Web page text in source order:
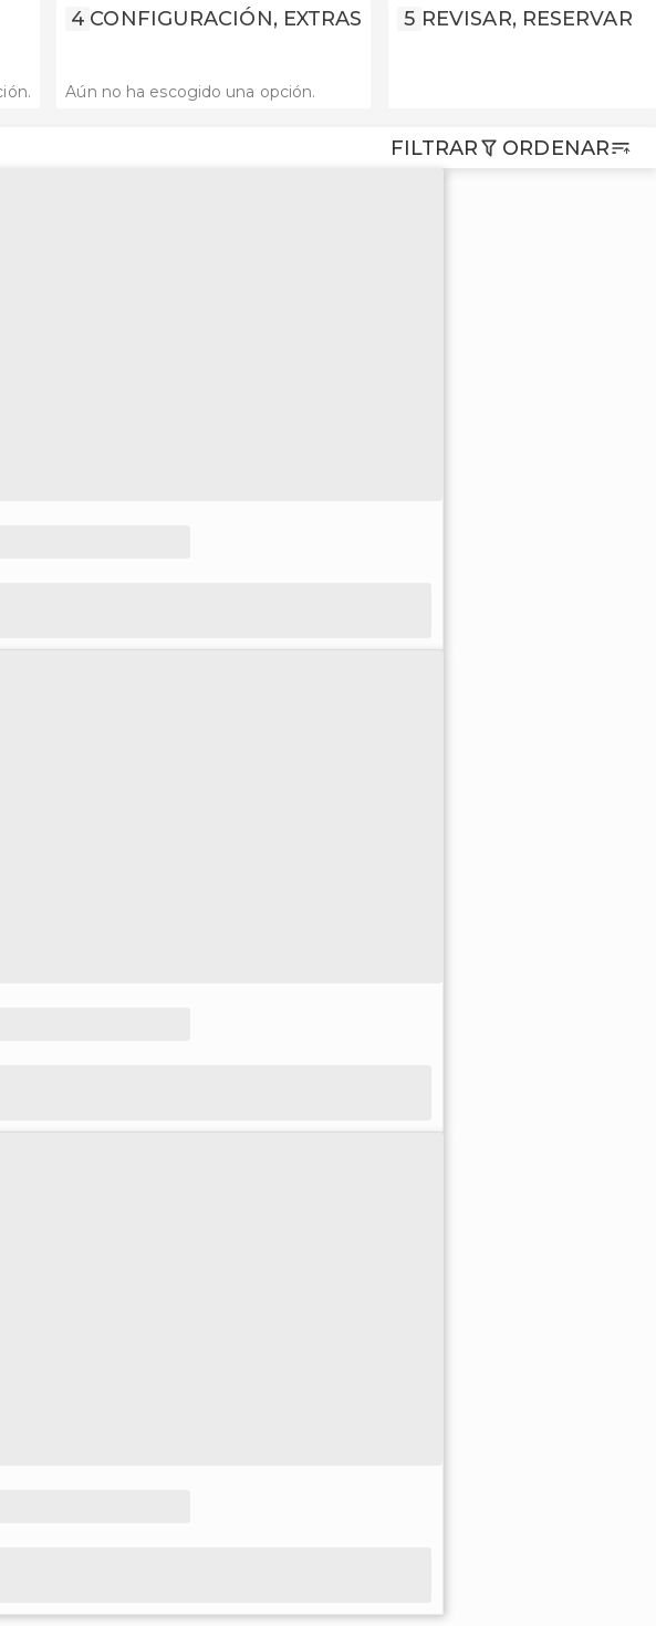
4 CONFIGURACIÓN, EXTRAS
Aún no ha escogido una opción.
5 REVISAR, RESERVAR
FILTRAR ORDENAR